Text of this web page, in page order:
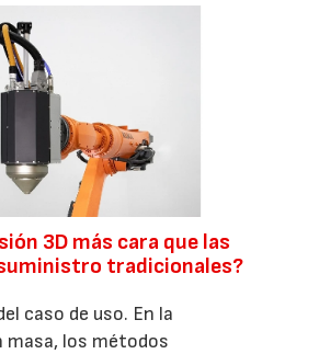
3D más cara que las
tradicionales?
caso de uso. En la
masa, los métodos